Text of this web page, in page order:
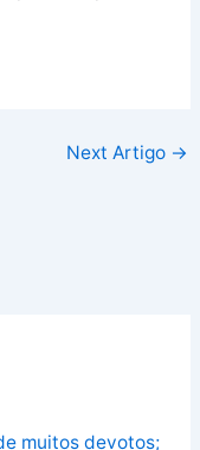
Next Artigo →
muitos devotos;